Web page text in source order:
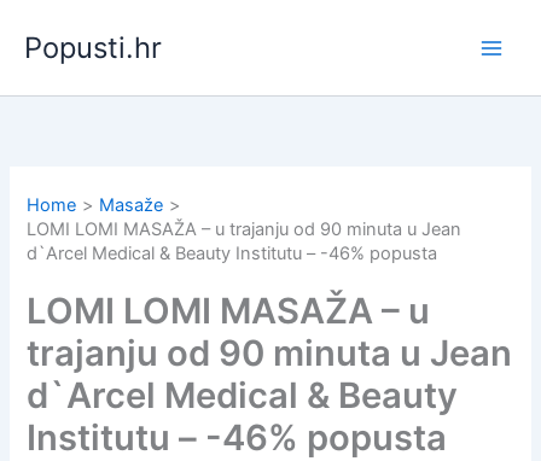
content
Popusti.hr
Home
Masaže
LOMI LOMI MASAŽA – u trajanju od 90 minuta u Jean
d`Arcel Medical & Beauty Institutu – -46% popusta
LOMI LOMI MASAŽA – u
trajanju od 90 minuta u Jean
d`Arcel Medical & Beauty
Institutu – -46% popusta